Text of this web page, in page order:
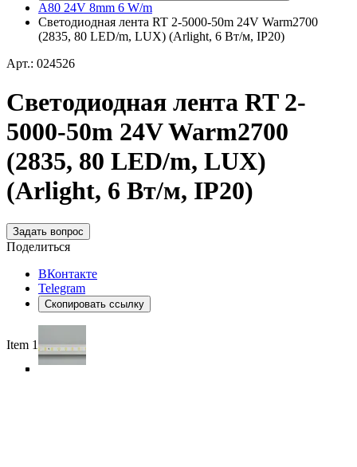
A80 24V 8mm 6 W/m
Светодиодная лента RT 2-5000-50m 24V Warm2700
(2835, 80 LED/m, LUX) (Arlight, 6 Вт/м, IP20)
Арт.: 024526
Светодиодная лента RT 2-
5000-50m 24V Warm2700
(2835, 80 LED/m, LUX)
(Arlight, 6 Вт/м, IP20)
Задать вопрос
Поделиться
ВКонтакте
Telegram
Скопировать ссылку
Item 1 of 5